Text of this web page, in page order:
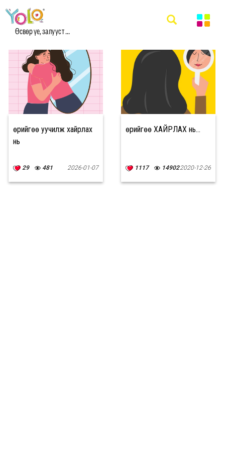
Өсвөр үе, залууст ...
#ӨӨРИЙГӨӨ ХАЙРЛАХ МЭДЭЭ
Өөрийгөө уучилж хайрлах
нь
29 481 2026-01-07
Өөрийгөө ХАЙРЛАХ нь...
1117 149022020-12-26